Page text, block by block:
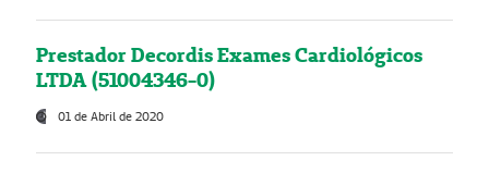
Prestador Decordis Exames Cardiológicos
LTDA (51004346-0)
01 de Abril de 2020